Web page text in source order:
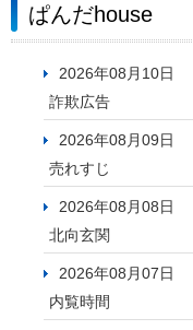
ぱんだhouse
2026年08月10日
詐欺広告
2026年08月09日
売れすじ
2026年08月08日
北向玄関
2026年08月07日
内覧時間